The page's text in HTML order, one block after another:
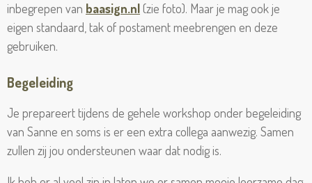
inbegrepen van baasign.nl(zie foto). Maar je mag ook je
eigen standaard, tak of postament meebrengen en deze
gebruiken.
Begeleiding
Je prepareert tijdens de gehele workshop onder begeleiding
van Sanne en soms is er een extra collega aanwezig. Samen
zullen zij jou ondersteunen waar dat nodig is.